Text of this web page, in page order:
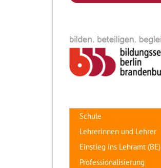
Schule
Lehrerinnen und Lehrer
Einstieg ins Lehramt (BE)
Professionalisierung